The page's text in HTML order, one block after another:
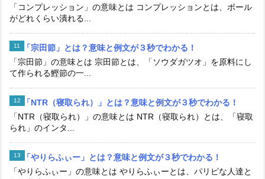
「コンプレッション」の意味とは コンプレッションとは、ボール
がどれくらい潰れる...
「宗田節」とは？意味と例文が３秒でわかる！
「宗田節」の意味とは 宗田節とは、「ソウダガツオ」を原料にし
て作られる鰹節の一...
「NTR（寝取られ）」とは？意味と例文が３秒でわかる！
「NTR（寝取られ）」の意味とは NTR（寝取られ）とは、「寝取
られ」のインタ...
「やりらふぃー」とは？意味と例文が３秒でわかる！
「やりらふぃー」の意味とは やりらふぃーとは、パリピな人達と